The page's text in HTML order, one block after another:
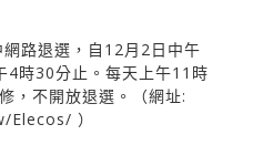
網路退選，自12月2日中午
4時30分止。每天上午11時
，不開放退選。（網址:
Elecos/ ）